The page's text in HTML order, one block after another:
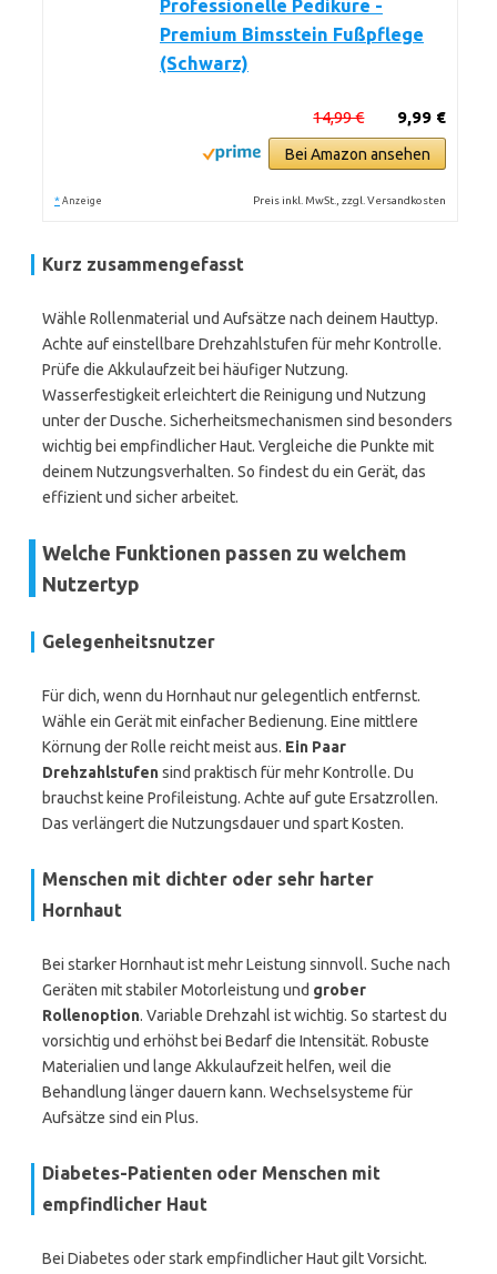
Professionelle Pediküre -
Premium Bimsstein Fußpflege
(Schwarz)
9,99 €
14,99 €
Bei Amazon ansehen
* Anzeige Preis inkl. MwSt., zzgl. Versandkosten
Kurz zusammengefasst
Wähle Rollenmaterial und Aufsätze nach deinem Hauttyp.
Achte auf einstellbare Drehzahlstufen für mehr Kontrolle.
Prüfe die Akkulaufzeit bei häufiger Nutzung.
Wasserfestigkeit erleichtert die Reinigung und Nutzung
unter der Dusche. Sicherheitsmechanismen sind besonders
wichtig bei empfindlicher Haut. Vergleiche die Punkte mit
deinem Nutzungsverhalten. So findest du ein Gerät, das
effizient und sicher arbeitet.
Welche Funktionen passen zu welchem
Nutzertyp
Gelegenheitsnutzer
Für dich, wenn du Hornhaut nur gelegentlich entfernst.
Wähle ein Gerät mit einfacher Bedienung. Eine mittlere
Körnung der Rolle reicht meist aus. Ein Paar
Drehzahlstufensind praktisch für mehr Kontrolle. Du
brauchst keine Profileistung. Achte auf gute Ersatzrollen.
Das verlängert die Nutzungsdauer und spart Kosten.
Menschen mit dichter oder sehr harter
Hornhaut
Bei starker Hornhaut ist mehr Leistung sinnvoll. Suche nach
Geräten mit stabiler Motorleistung und grober
Rollenoption. Variable Drehzahl ist wichtig. So startest du
vorsichtig und erhöhst bei Bedarf die Intensität. Robuste
Materialien und lange Akkulaufzeit helfen, weil die
Behandlung länger dauern kann. Wechselsysteme für
Aufsätze sind ein Plus.
Diabetes-Patienten oder Menschen mit
empfindlicher Haut
Bei Diabetes oder stark empfindlicher Haut gilt Vorsicht.